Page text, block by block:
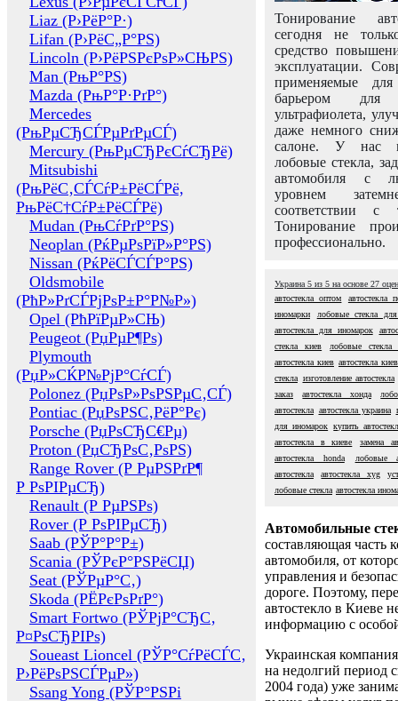
Liaz (Р›РёР°Р·)
Lifan (Р›РёС„Р°РЅ)
Lincoln (Р›РёРЅРєРѕР»СЊРЅ)
Man (РњР°РЅ)
Mazda (РњР°Р·РґР°)
Mercedes
(РњРµСЂСЃРµРґРµСЃ)
Mercury (РњРµСЂРєСѓСЂРё)
Mitsubishi
(РњРёС‚СЃСѓР±РёСЃРё,
РњРёС†СѓР±РёСЃРё)
Mudan (РњСѓРґР°РЅ)
Neoplan (РќРµРѕРїР»Р°РЅ)
Nissan (РќРёСЃСЃР°РЅ)
Oldsmobile
(РћР»РґСЃРјРѕР±Р°Р№Р»)
Opel (РћРїРµР»СЊ)
Peugeot (РџРµР¶Рѕ)
Plymouth
(РџР»СЌР№РјР°СѓСЃ)
Polonez (РџРѕР»РѕРЅРµС‚СЃ)
Pontiac (РџРѕРЅС‚РёР°Рє)
Porsche (РџРѕСЂС€Рµ)
Proton (РџСЂРѕС‚РѕРЅ)
Range Rover (Р РµРЅРґР¶
Р РѕРІРµСЂ)
Renault (Р РµРЅРѕ)
Rover (Р РѕРІРµСЂ)
Saab (РЎР°Р°Р±)
Scania (РЎРєР°РЅРёСЏ)
Seat (РЎРµР°С‚)
Skoda (РЁРєРѕРґР°)
Smart Fortwo (РЎРјР°СЂС‚
Р¤РѕСЂРІРѕ)
Soueast Lioncel (РЎР°СѓРёСЃС‚
Р›РёРѕРЅСЃРµР»)
Ssang Yong (РЎР°РЅРі
Тонирование
сегодня не
средство
эксплуатации.
применяемые
барьером для
ультрафиолета,
даже немного
салоне. У нас
лобовые стекла,
автомобиля с
уровнем
соответствии с
Тонирование
профессионально.
Украина 5 из 5 на основе 27
автостекла оптом
автостекла
иномарки
лобовые стекла
автостекла для иномарок
стекла киев
лобовые стекла
автостекла киев автостекла киев
стекла изготовление автостекла
заказ
автостекла хонда
автостекла автостекла украина
для иномарок купить
автостекла в киеве
замена
автостекла honda
лобовые
автостекла
автостекла xyg
лобовые стекла автостекла
Автомобильные
составляющая часть
автомобиля, от
управления и
дороге. Поэтому,
автостекло в Киеве
информацию с
Украинская
на недолгий период
2004 года) уже